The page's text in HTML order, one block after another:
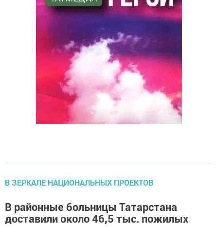
В ЗЕРКАЛЕ НАЦИОНАЛЬНЫХ ПРОЕКТОВ
В районные больницы Татарстана
доставили около 46,5 тыс. пожилых